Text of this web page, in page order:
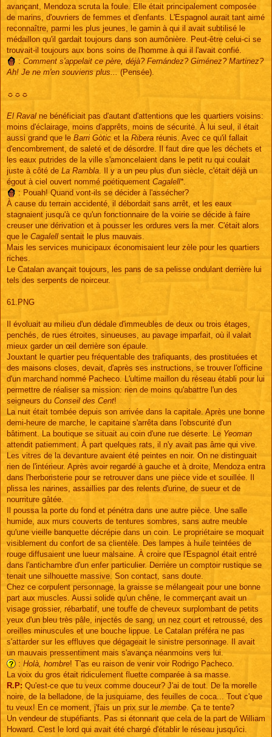
avançant, Mendoza scruta la foule. Elle était principalement composée
de marins, d'ouvriers de femmes et d'enfants. L'Espagnol aurait tant aimé
reconnaître, parmi les plus jeunes, le gamin à qui il avait subtilisé le
médaillon qu'il gardait toujours dans son aumônière. Peut-être celui-ci se
trouvait-il toujours aux bons soins de l'homme à qui il l'avait confié.
: Comment s'appelait ce père, déjà? Fernández? Giménez? Martinez?
Ah! Je ne m'en souviens plus...
(Pensée).
☼☼☼
El Raval ne bénéficiait pas d'autant d'attentions que les quartiers voisins:
moins d'éclairage, moins d'apprêts, moins de sécurité. À lui seul, il était
aussi grand que le Barri Gòtic et la Ribera réunis. Avec ce qu'il fallait
d'encombrement, de saleté et de désordre. Il faut dire que les déchets et
les eaux putrides de la ville s'amoncelaient dans le petit ru qui coulait
juste à côté de La Rambla . Il y a un peu plus d'un siècle, c'était déjà un
égout à ciel ouvert nommé poétiquement Cagalell*.
: Pouah! Quand vont-ils se décider à l'assécher?
À cause du terrain accidenté, il débordait sans arrêt, et les eaux
stagnaient jusqu'à ce qu'un fonctionnaire de la voirie se décide à faire
creuser une dérivation et à pousser les ordures vers la mer. C'était alors
que le Cagalell sentait le plus mauvais.
Mais les services municipaux économisaient leur zèle pour les quartiers
riches.
Le Catalan avançait toujours, les pans de sa pelisse ondulant derrière lui
tels des serpents de noirceur.
61.PNG
Il évoluait au milieu d'un dédale d'immeubles de deux ou trois étages,
penchés, de rues étroites, sinueuses, au pavage imparfait, où il valait
mieux garder un œil derrière son épaule.
Jouxtant le quartier peu fréquentable des trafiquants, des prostituées et
des maisons closes, devait, d'après ses instructions, se trouver l'officine
d'un marchand nommé Pacheco. L'ultime maillon du réseau établi pour lui
permettre de réaliser sa mission: rien de moins qu'abattre l'un des
seigneurs du Conseil des Cent!
La nuit était tombée depuis son arrivée dans la capitale. Après une bonne
demi-heure de marche, le capitaine s'arrêta dans l'obscurité d'un
bâtiment. La boutique se situait au coin d'une rue déserte. Le Yeoman
attendit patiemment. À part quelques rats, il n'y avait pas âme qui vive.
Les vitres de la devanture avaient été peintes en noir. On ne distinguait
rien de l'intérieur. Après avoir regardé à gauche et à droite, Mendoza entra
dans l'herboristerie pour se retrouver dans une pièce vide et souillée. Il
plissa les narines, assaillies par des relents d'urine, de sueur et de
nourriture gâtée.
Il poussa la porte du fond et pénétra dans une autre pièce. Une salle
humide, aux murs couverts de tentures sombres, sans autre meuble
qu'une vieille banquette décrépie dans un coin. Le propriétaire se moquait
visiblement du confort de sa clientèle. Des lampes à huile teintées de
rouge diffusaient une lueur malsaine. À croire que l'Espagnol était entré
dans l'antichambre d'un enfer particulier. Derrière un comptoir rustique se
tenait une silhouette massive. Son contact, sans doute.
Chez ce corpulent personnage, la graisse se mélangeait pour une bonne
part aux muscles. Aussi solide qu'un chêne, le commerçant avait un
visage grossier, rébarbatif, une touffe de cheveux surplombant de petits
yeux d'un bleu très pâle, injectés de sang, un nez court et retroussé, des
oreilles minuscules et une bouche lippue. Le Catalan préféra ne pas
s'attarder sur les effluves que dégageait le sinistre personnage. Il avait
un mauvais pressentiment mais s'avança néanmoins vers lui.
: Holà, hombre! T'as eu raison de venir voir Rodrigo Pacheco.
La voix du gros était ridiculement fluette comparée à sa masse.
R.P: Qu'est-ce que tu veux comme douceur? J'ai de tout. De la morelle
noire, de la belladone, de la jusquiame, des feuilles de coca... Tout c'que
tu veux! En ce moment, j'fais un prix sur le membe . Ça te tente?
Un vendeur de stupéfiants. Pas si étonnant que cela de la part de William
Howard. C'est le lord qui avait été chargé d'établir le réseau jusqu'ici.